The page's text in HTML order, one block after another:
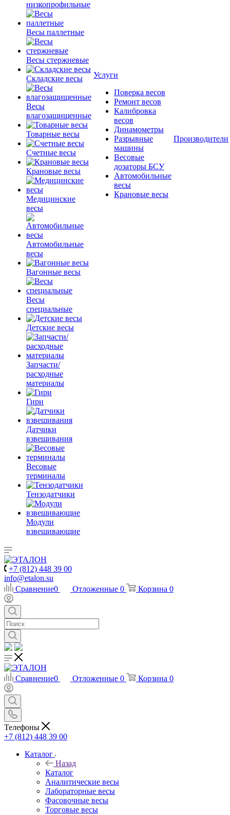
низкопрофильные
Весы паллетные
Весы стержневые
Складские весы
Весы
влагозащищенные
Товарные весы
Счетные весы
Крановые весы
Медицинские
весы
Автомобильные
весы
Вагонные весы
Весы
специальные
Детские весы
Запчасти/
расходные
материалы
Гири
Датчики
взвешивания
Весовые
терминалы
Тензодатчики
Модули
взвешивающие
Услуги
Поверка весов
Ремонт весов
Калибровка
весов
Динамометры
Разрывные
машины
Весовые
дозаторы БСУ
Автомобильные
весы
Крановые весы
Производители
+7 (812) 448 39 00
info@etalon.su
Сравнение0 Отложенные 0 Корзина 0
Сравнение0 Отложенные 0 Корзина 0
Телефоны
+7 (812) 448 39 00
Каталог
Назад
Каталог
Аналитические весы
Лабораторные весы
Фасовочные весы
Торговые весы